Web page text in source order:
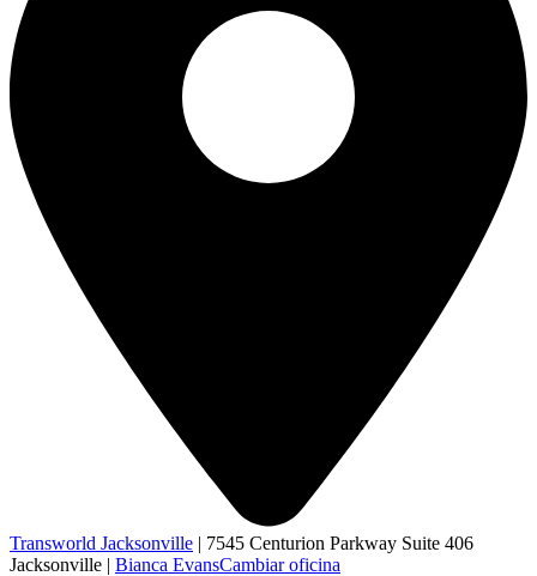
Transworld Jacksonville | 7545 Centurion Parkway Suite 406
Jacksonville | Bianca EvansCambiar oficina